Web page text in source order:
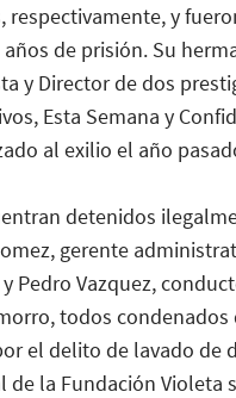
respectivamente, y
de prisión. Su
y Director de dos
Esta Semana y
al exilio el año
detenidos
gerente
Pedro Vazquez,
todos condenados
el delito de lavado de
de la Fundación Violeta